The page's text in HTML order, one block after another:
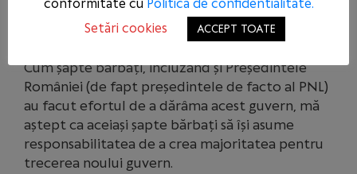
Cum șapte bărbați, incluzând și Președintele
României (de fapt președintele de facto al PNL)
au facut efortul de a dărâma acest guvern, mă
aștept ca aceiași șapte bărbați să își asume
responsabilitatea de a crea majoritatea pentru
trecerea noului guvern.
conformitate cu Politica de confidentialitate.
Setări cookies
ACCEPT TOATE